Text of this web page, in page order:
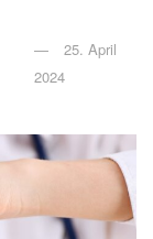
25. April
2024